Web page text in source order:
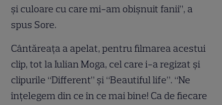
şi culoare cu care mi-am obişnuit fanii”, a
spus Sore.
Cântăreaţa a apelat, pentru filmarea acestui
clip, tot la Iulian Moga, cel care i-a regizat şi
clipurile “Different” şi “Beautiful life”. “Ne
înţelegem din ce în ce mai bine! Ca de fiecare